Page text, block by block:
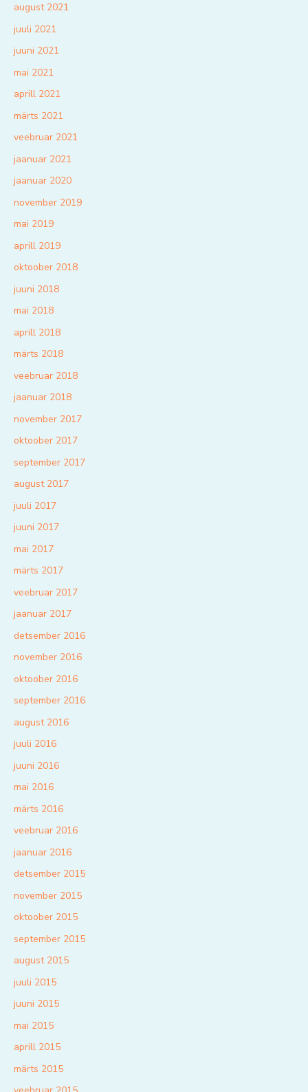
august 2021
juuli 2021
juuni 2021
mai 2021
aprill 2021
märts 2021
veebruar 2021
jaanuar 2021
jaanuar 2020
november 2019
mai 2019
aprill 2019
oktoober 2018
juuni 2018
mai 2018
aprill 2018
märts 2018
veebruar 2018
jaanuar 2018
november 2017
oktoober 2017
september 2017
august 2017
juuli 2017
juuni 2017
mai 2017
märts 2017
veebruar 2017
jaanuar 2017
detsember 2016
november 2016
oktoober 2016
september 2016
august 2016
juuli 2016
juuni 2016
mai 2016
märts 2016
veebruar 2016
jaanuar 2016
detsember 2015
november 2015
oktoober 2015
september 2015
august 2015
juuli 2015
juuni 2015
mai 2015
aprill 2015
märts 2015